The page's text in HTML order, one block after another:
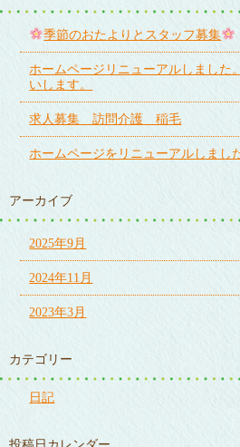
季節のおたよりとスタッフ募集
ホームページリニューアルしました
いします。
求人募集 訪問介護 稲毛
ホームページをリニューアルしまし
アーカイブ
2025年9月
2024年11月
2023年3月
カテゴリー
日記